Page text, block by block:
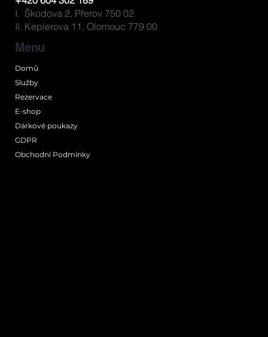
Menu
Domů
Služby
Rezervace
E-shop
Dárkové poukazy
GDPR
Obchodní Podmínky
I. Škodova 2, Přerov 750 02
II. Keplerova 11, Olomouc 779 00